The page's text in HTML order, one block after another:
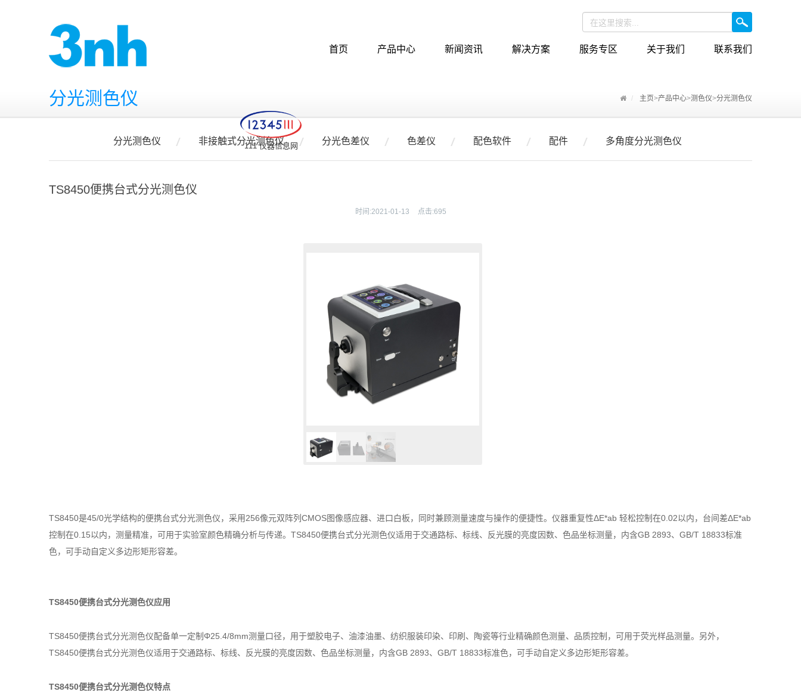
111 仪器信息网
首页 产品中心 新闻资讯 解决方案 服务专区 关于我们 联系我们
主页>产品中心>测色仪>分光测色仪
分光测色仪
分光测色仪 非接触式分光测色仪 分光色差仪 色差仪 配色软件 配件 多角度分光测色仪
TS8450便携台式分光测色仪
时间:2021-01-13 点击:695
TS8450是45/0光学结构的便携台式分光测色仪，采用256像元双阵列CMOS图像感应器、进口白板，同时兼顾测量速度与操作的便捷性。仪器重复性ΔE*ab 轻松控制在0.02以内，台间差ΔE*ab
控制在0.15以内，测量精准，可用于实验室颜色精确分析与传递。TS8450便携台式分光测色仪适用于交通路标、标线、反光膜的亮度因数、色品坐标测量，内含GB 2893、GB/T 18833标准
色，可手动自定义多边形矩形容差。
TS8450便携台式分光测色仪应用
TS8450便携台式分光测色仪配备单一定制Φ25.4/8mm测量口径，用于塑胶电子、油漆油墨、纺织服装印染、印刷、陶瓷等行业精确颜色测量、品质控制，可用于荧光样品测量。另外，
TS8450便携台式分光测色仪适用于交通路标、标线、反光膜的亮度因数、色品坐标测量，内含GB 2893、GB/T 18833标准色，可手动自定义多边形矩形容差。
TS8450便携台式分光测色仪特点